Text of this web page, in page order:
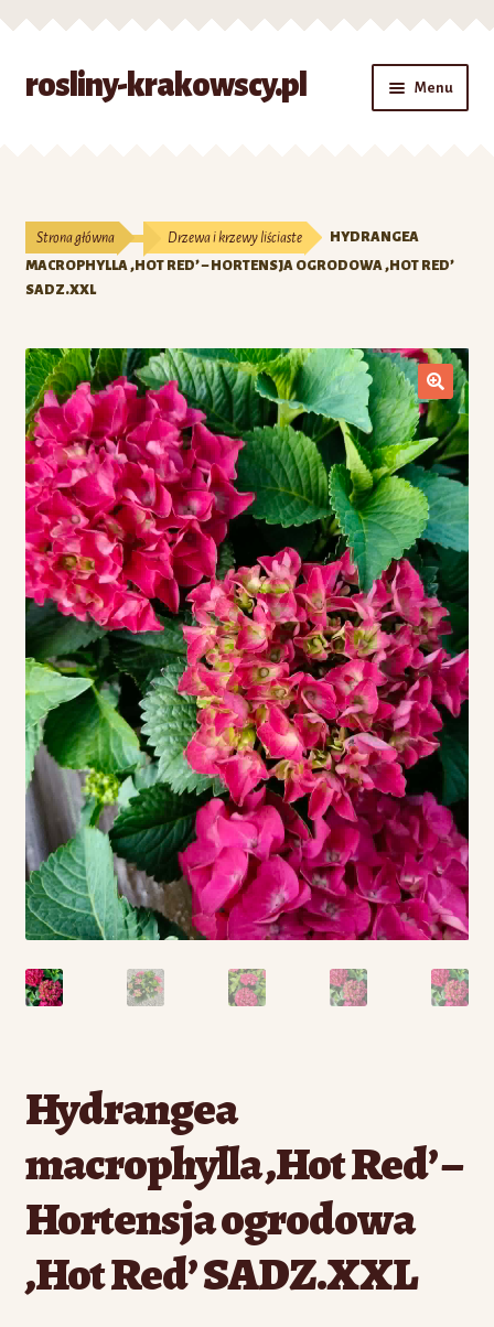
Przejdź
Przejdź
rosliny-krakowscy.pl Menu
Kontakt
Moje konto
O nas
Zamówienie
Strona główna Drzewa i krzewy liściaste
HYDRANGEA
MACROPHYLLA ‚HOT RED’ – HORTENSJA OGRODOWA ‚HOT RED’
SADZ.XXL
Hydrangea
macrophylla ‚Hot Red’ –
Hortensja ogrodowa
‚Hot Red’ SADZ.XXL